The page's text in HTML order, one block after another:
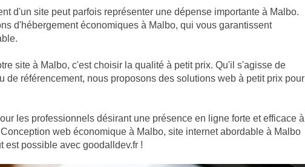
d'un site peut parfois représenter une dépense importante à Malbo.
d'hébergement économiques à Malbo, qui vous garantissent
site à Malbo, c'est choisir la qualité à petit prix. Qu'il s'agisse de
de référencement, nous proposons des solutions web à petit prix pour
les professionnels désirant une présence en ligne forte et efficace à
web économique à Malbo, site internet abordable à Malbo
est possible avec goodalldev.fr !